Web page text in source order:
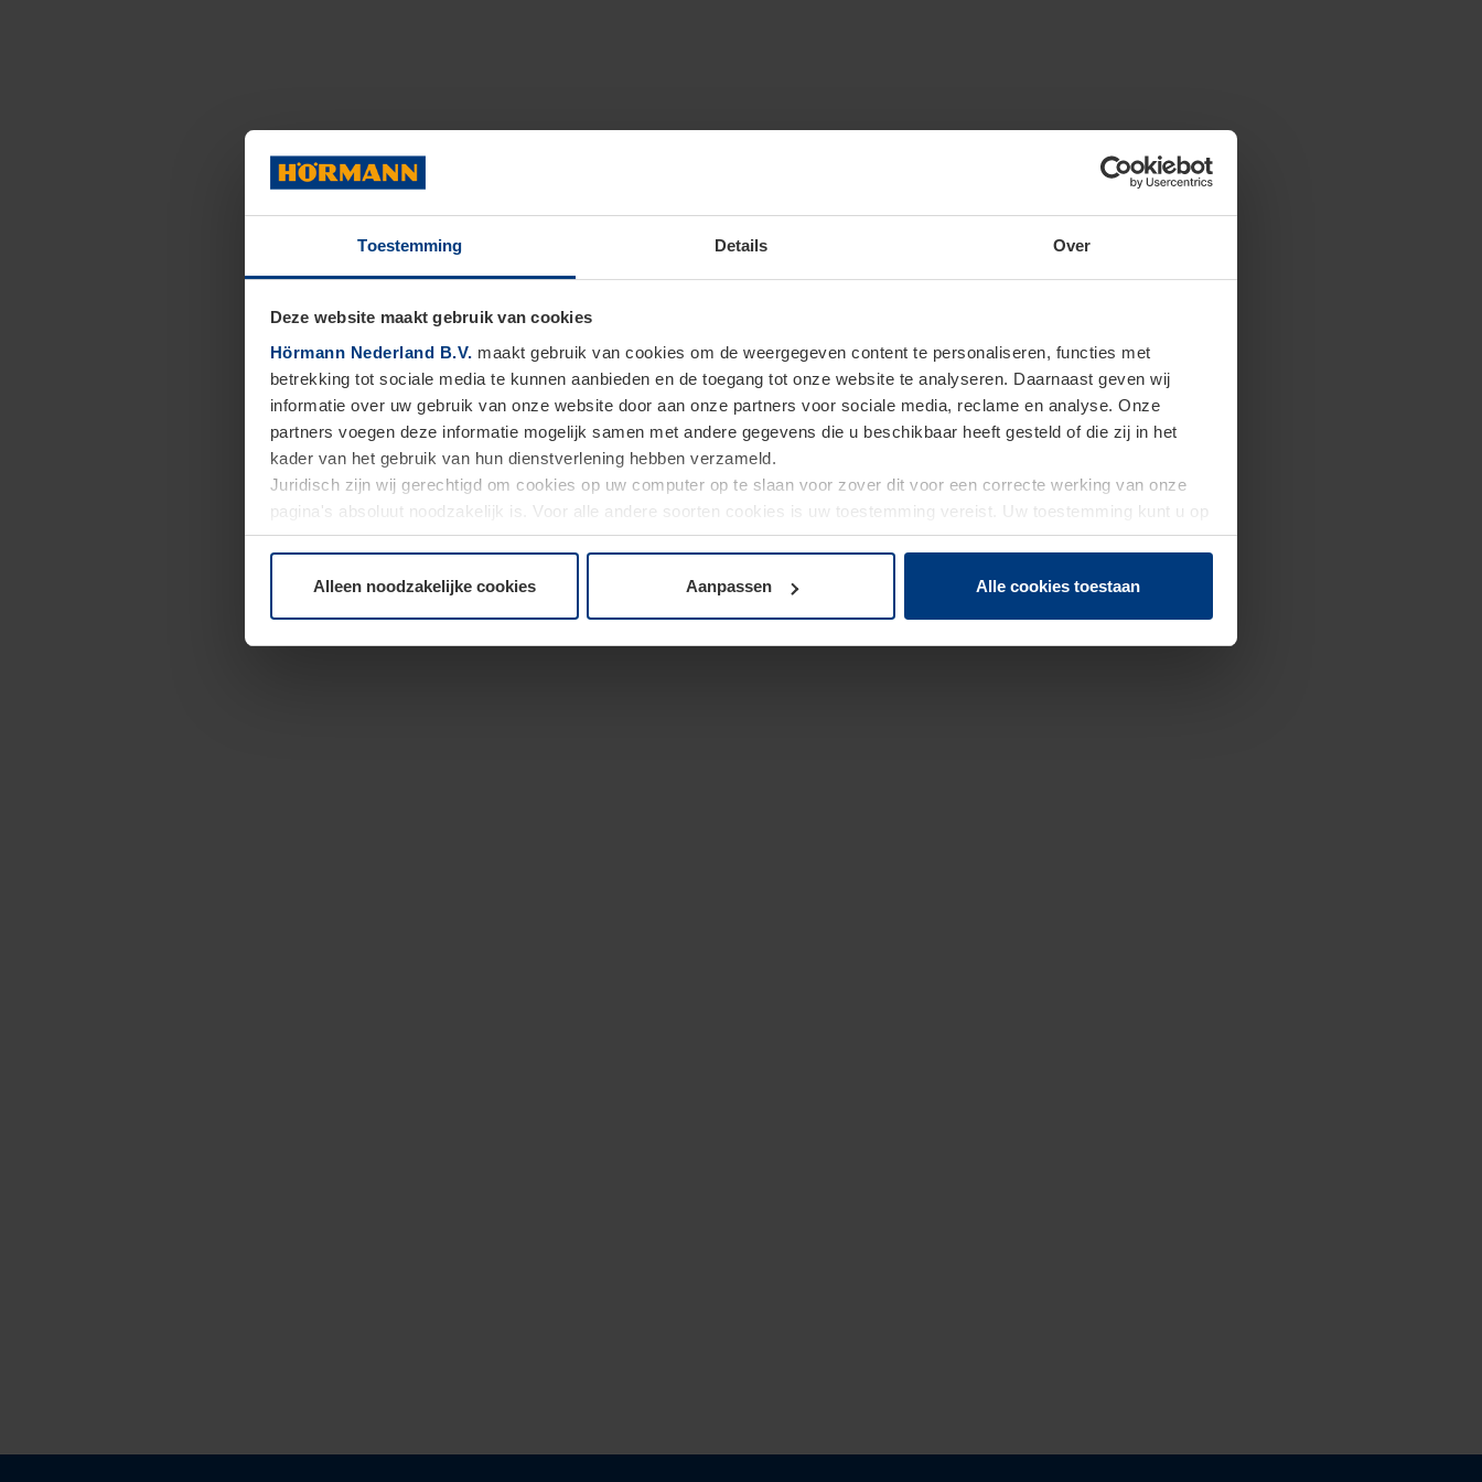
Toestemming Details Over
Deze website maakt gebruik van cookies
Hörmann Nederland B.V. maakt gebruik van cookies om de weergegeven content te personaliseren, functies met
betrekking tot sociale media te kunnen aanbieden en de toegang tot onze website te analyseren. Daarnaast geven wij
informatie over uw gebruik van onze website door aan onze partners voor sociale media, reclame en analyse. Onze
partners voegen deze informatie mogelijk samen met andere gegevens die u beschikbaar heeft gesteld of die zij in het
kader van het gebruik van hun dienstverlening hebben verzameld.
Juridisch zijn wij gerechtigd om cookies op uw computer op te slaan voor zover dit voor een correcte werking van onze
pagina's absoluut noodzakelijk is. Voor alle andere soorten cookies is uw toestemming vereist. Uw toestemming kunt u op
elk moment bij de uitleg van de cookies op paginaprivacyverklaringop onze website wijzigen of herroepen.
Alleen noodzakelijke cookies Aanpassen Alle cookies toestaan